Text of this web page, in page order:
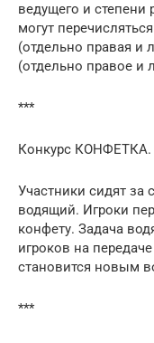
ведущего и степени
могут
(отдельно правая и
(отдельно правое и
***
Конкурс КОНФЕТКА.
Участники сидят за
водящий. Игроки
конфету. Задача
игроков на
становится новым
***